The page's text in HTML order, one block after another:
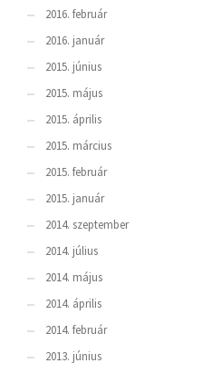
2016. február
2016. január
2015. június
2015. május
2015. április
2015. március
2015. február
2015. január
2014. szeptember
2014. július
2014. május
2014. április
2014. február
2013. június